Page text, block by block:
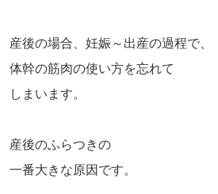
産後の場合、妊娠～出産の過程で、
体幹の筋肉の使い方を忘れて
しまいます。
産後のふらつきの
一番大きな原因です。